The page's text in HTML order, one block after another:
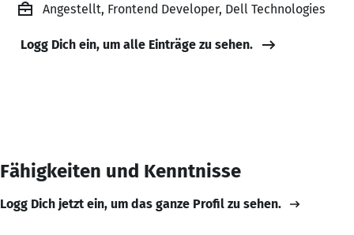
Angestellt, Frontend Developer, Dell Technologies
Logg Dich ein, um alle Einträge zu sehen.
Fähigkeiten und Kenntnisse
Logg Dich jetzt ein, um das ganze Profil zu sehen.